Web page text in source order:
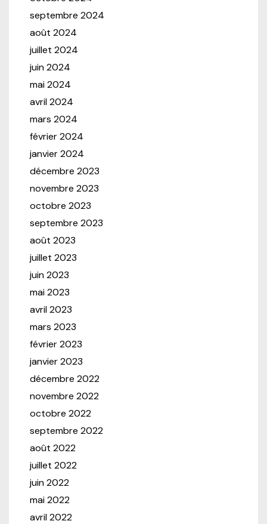
septembre 2024
août 2024
juillet 2024
juin 2024
mai 2024
avril 2024
mars 2024
février 2024
janvier 2024
décembre 2023
novembre 2023
octobre 2023
septembre 2023
août 2023
juillet 2023
juin 2023
mai 2023
avril 2023
mars 2023
février 2023
janvier 2023
décembre 2022
novembre 2022
octobre 2022
septembre 2022
août 2022
juillet 2022
juin 2022
mai 2022
avril 2022